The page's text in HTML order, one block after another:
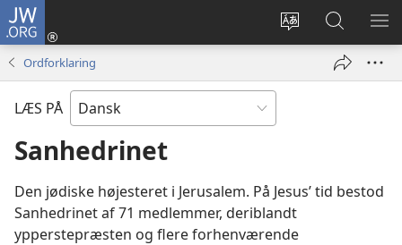
JW.ORG
Vælg
Log
på
vindue)
Søg
på
JW.ORG
VIS
Ordforklaring
LÆS PÅ
Sanhedrinet
Den jødiske højesteret i Jerusalem. På Jesus’ tid bestod
Sanhedrinet af 71 medlemmer, deriblandt
ypperstepræsten og flere forhenværende